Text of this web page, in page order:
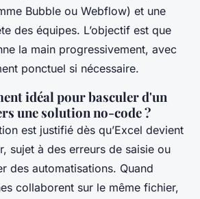
Bubble ou Webflow) et une
des équipes. L’objectif est que
la main progressivement, avec
ponctuel si nécessaire.
idéal pour basculer d'un
une solution no-code ?
est justifié dès qu’Excel devient
sujet à des erreurs de saisie ou
des automatisations. Quand
collaborent sur le même fichier,